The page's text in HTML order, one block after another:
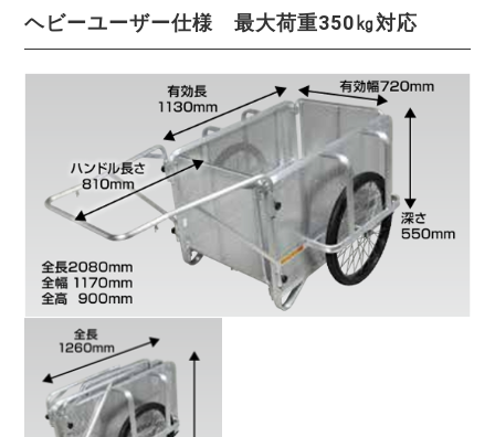
ヘビーユーザー仕様 最大荷重350㎏対応